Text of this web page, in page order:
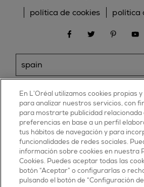
© 2025 essie todos los
condiciones de
política de cookies
política
facebooktwitter
ESSIE
30, rue d’Alsace – 92300
FRANCE
Contáctanos
900 181 055
En L’Oréal utilizamos cookies propias
para analizar nuestros servicios, con
para mostrarte publicidad relacionada
preferencias en base a un perfil
tus hábitos de navegación y para
funcionalidades de redes sociales.
información sobre cookies en nuestra
Cookies. Puedes aceptar todas las
botón “Aceptar” o configurarlas o
pulsando el botón de “Configuración